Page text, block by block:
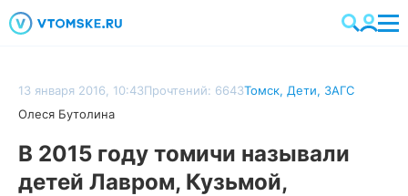
13 января 2016, 10:43Прочтений: 6643Томск, Дети, ЗАГС
Олеся Бутолина
В 2015 году томичи называли
детей Лавром, Кузьмой,